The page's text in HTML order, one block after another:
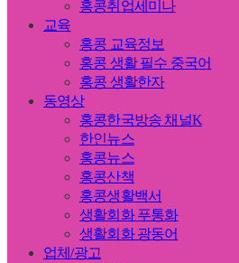
홍콩취업세미나
교육
홍콩 교육정보
홍콩 생활 필수 중국어
홍콩 생활한자
동영상
홍콩한국방송 채널K
한인뉴스
홍콩뉴스
홍콩산책
홍콩생활백서
생활회화 푸통화
생활회화 광동어
업체/광고